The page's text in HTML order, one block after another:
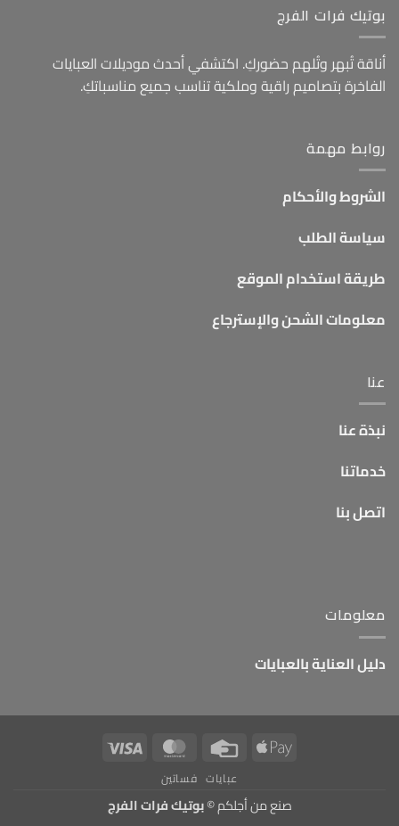
بوتيك فرات الفرج
أناقة تُبهر وتُلهم حضوركِ. اكتشفي أحدث موديلات العبايات
الفاخرة بتصاميم راقية وملكية تناسب جميع مناسباتكِ.
روابط مهمة
الشروط والأحكام
سياسة الطلب
طريقة استخدام الموقع
معلومات الشحن والإسترجاع
عنا
نبذة عنا
خدماتنا
اتصل بنا
معلومات
دليل العناية بالعبايات
Apple
Credit
MasterCard
عبايات فساتين
صنع من أجلكم ©بوتيك فرات الفرج